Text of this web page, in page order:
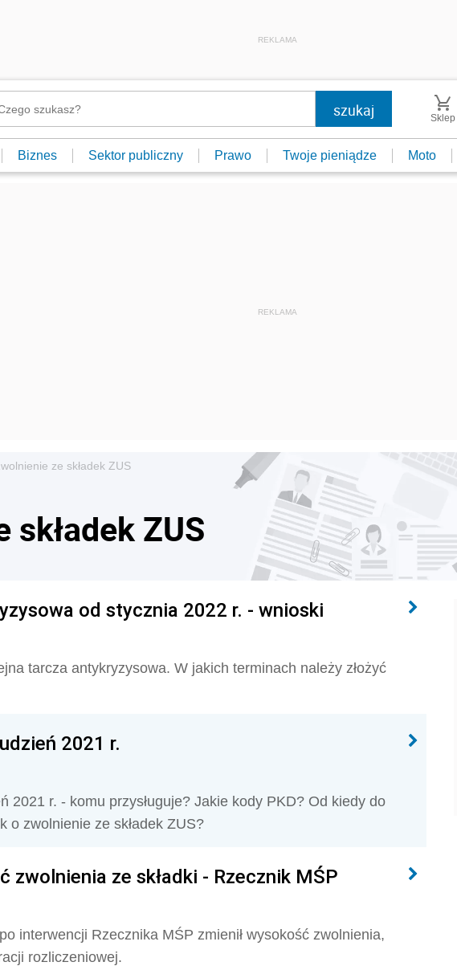
REKLAMA
Sklep
Biznes Sektor publiczny Prawo Twoje pieniądze Moto
ze składek ZUS
ZUS
od stycznia 2022 r. - wnioski
tarcza antykryzysowa. W jakich terminach należy złożyć
2021 r.
2021 r. - komu przysługuje? Jakie kody PKD? Od kiedy do
o zwolnienie ze składek ZUS?
zwolnienia ze składki - Rzecznik MŚP
interwencji Rzecznika MŚP zmienił wysokość zwolnienia,
rozliczeniowej.